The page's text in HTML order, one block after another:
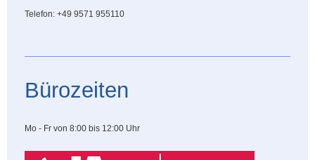
Telefon: +49 9571 955110
Bürozeiten
Mo - Fr von 8:00 bis 12:00 Uhr